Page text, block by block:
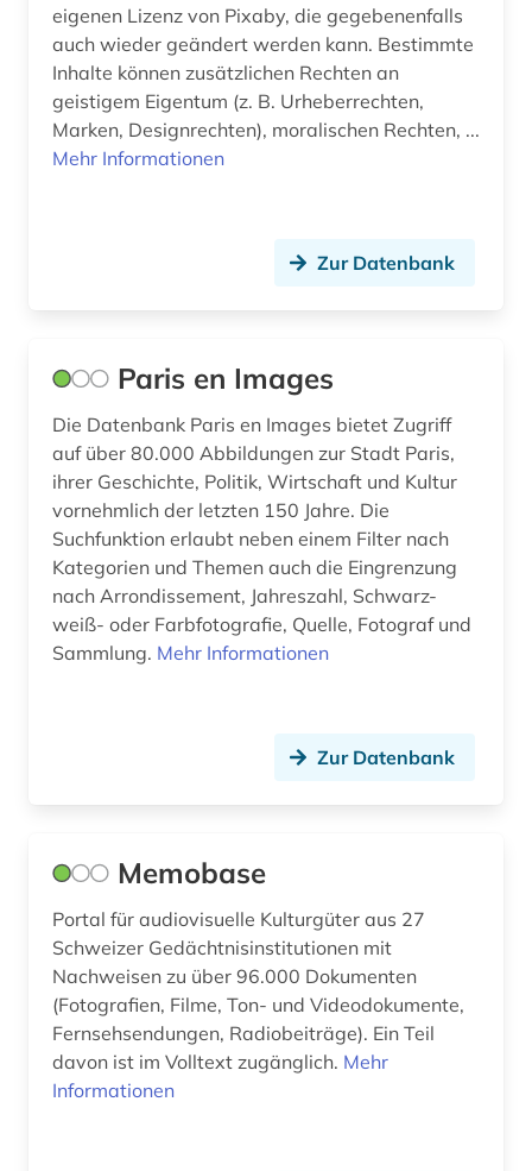
eigenen Lizenz von Pixaby, die gegebenenfalls
auch wieder geändert werden kann. Bestimmte
Inhalte können zusätzlichen Rechten an
geistigem Eigentum (z. B. Urheberrechten,
Marken, Designrechten), moralischen Rechten, ...
Mehr Informationen
Zur Datenbank
Paris en Images
Die Datenbank Paris en Images bietet Zugriff
auf über 80.000 Abbildungen zur Stadt Paris,
ihrer Geschichte, Politik, Wirtschaft und Kultur
vornehmlich der letzten 150 Jahre. Die
Suchfunktion erlaubt neben einem Filter nach
Kategorien und Themen auch die Eingrenzung
nach Arrondissement, Jahreszahl, Schwarz-
weiß- oder Farbfotografie, Quelle, Fotograf und
Sammlung. Mehr Informationen
Zur Datenbank
Memobase
Portal für audiovisuelle Kulturgüter aus 27
Schweizer Gedächtnisinstitutionen mit
Nachweisen zu über 96.000 Dokumenten
(Fotografien, Filme, Ton- und Videodokumente,
Fernsehsendungen, Radiobeiträge). Ein Teil
davon ist im Volltext zugänglich. Mehr
Informationen